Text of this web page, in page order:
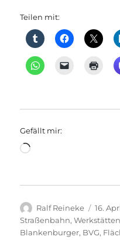
Teilen mit:
Gefällt mir:
Wird
Autor
Ralf Reineke
am
16.
Straßenbahn,
Blankenburger, BVG,